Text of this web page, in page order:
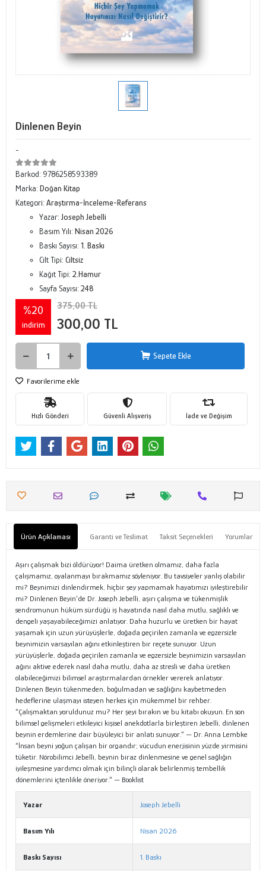
Dinlenen Beyin
-
Barkod: 9786258593389
Marka: Doğan Kitap
Kategori: Araştırma-İnceleme-Referans
Yazar: Joseph Jebelli
Basım Yılı: Nisan 2026
Baskı Sayısı: 1. Baskı
Cilt Tipi: Ciltsiz
Kağıt Tipi: 2.Hamur
Sayfa Sayısı: 248
%20
indirim
375,00 TL
300,00 TL
Sepete Ekle
Favorilerime ekle
Hızlı Gönderi Güvenli Alışveriş İade ve Değişim
Ürün Açıklaması Garanti ve Teslimat Taksit Seçenekleri Yorumlar
Aşırı çalışmak bizi öldürüyor! Daima üretken olmamız, daha fazla
çalışmamız, oyalanmayı bırakmamız söyleniyor. Bu tavsiyeler yanlış olabilir
mi? Beynimizi dinlendirmek, hiçbir şey yapmamak hayatımızı iyileştirebilir
mi? Dinlenen Beyin’de Dr. Joseph Jebelli, aşırı çalışma ve tükenmişlik
sendromunun hüküm sürdüğü iş hayatında nasıl daha mutlu, sağlıklı ve
dengeli yaşayabileceğimizi anlatıyor. Daha huzurlu ve üretken bir hayat
yaşamak için uzun yürüyüşlerle, doğada geçirilen zamanla ve egzersizle
beynimizin varsayılan ağını etkinleştiren bir reçete sunuyor. Uzun
yürüyüşlerle, doğada geçirilen zamanla ve egzersizle beynimizin varsayılan
ağını aktive ederek nasıl daha mutlu, daha az stresli ve daha üretken
olabileceğimizi bilimsel araştırmalardan örnekler vererek anlatıyor.
Dinlenen Beyin tükenmeden, boğulmadan ve sağlığını kaybetmeden
hedeflerine ulaşmayı isteyen herkes için mükemmel bir rehber.
“Çalışmaktan yoruldunuz mu? Her şeyi bırakın ve bu kitabı okuyun. En son
bilimsel gelişmeleri etkileyici kişisel anekdotlarla birleştiren Jebelli, dinlenen
beynin erdemlerine dair büyüleyici bir anlatı sunuyor.” — Dr. Anna Lembke
“İnsan beyni yoğun çalışan bir organdır; vücudun enerjisinin yüzde yirmisini
tüketir. Nörobilimci Jebelli, beynin biraz dinlenmesine ve genel sağlığın
iyileşmesine yardımcı olmak için bilinçli olarak belirlenmiş tembellik
dönemlerini içtenlikle öneriyor.” — Booklist
Yazar Joseph Jebelli
Basım Yılı Nisan 2026
Baskı Sayısı 1. Baskı